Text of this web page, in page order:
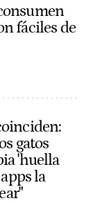
fáciles de
gatos
'huella
la